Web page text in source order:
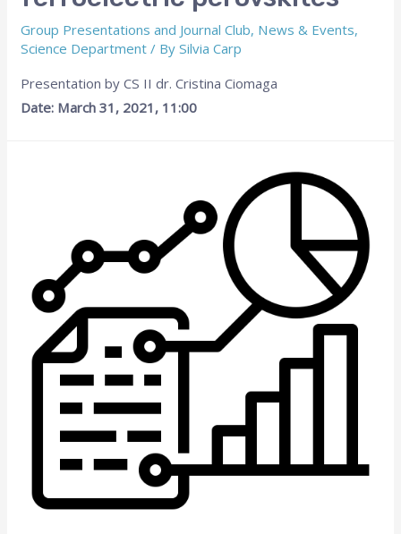
Group Presentations and Journal Club, News & Events,
Science Department / BySilvia Carp
Presentation by CS II dr. Cristina Ciomaga
Date: March 31, 2021, 11:00